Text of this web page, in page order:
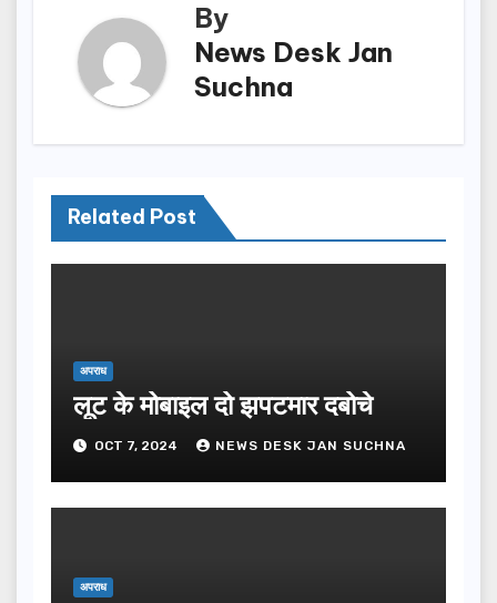
By
News Desk Jan
Suchna
Related Post
अपराध
लूट के मोबाइल दो झपटमार दबोचे
OCT 7, 2024 NEWS DESK JAN SUCHNA
अपराध